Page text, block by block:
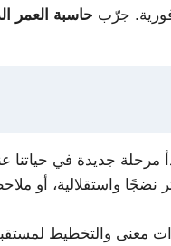
فورية. جرّب حاسبة العمر
مرحلة جديدة في
واستقلالية، أو
والتخطيط لمستقبلك